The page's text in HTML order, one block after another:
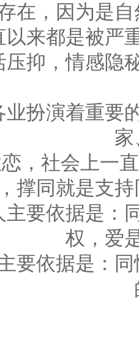
在，因为是
以来都是被严
压抑，情感隐
业扮演着重要
家
，社会上一
撑同就是支
主要依据是：
权，爱
要依据是：